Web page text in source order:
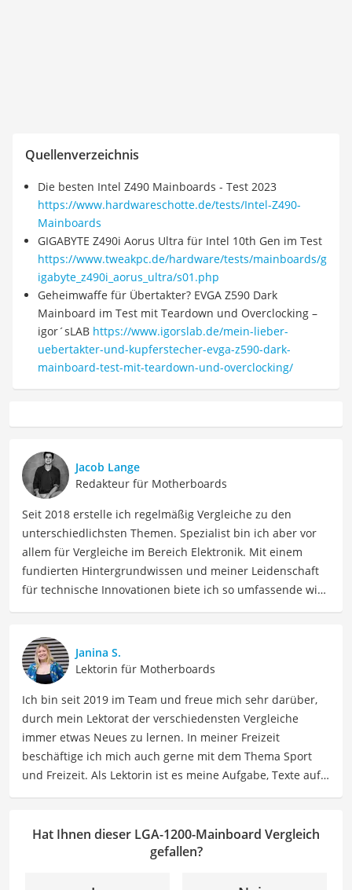
Quellenverzeichnis
Die besten Intel Z490 Mainboards - Test 2023
https://www.hardwareschotte.de/tests/Intel-Z490-
Mainboards
GIGABYTE Z490i Aorus Ultra für Intel 10th Gen im Test
https://www.tweakpc.de/hardware/tests/mainboards/g
igabyte_z490i_aorus_ultra/s01.php
Geheimwaffe für Übertakter? EVGA Z590 Dark
Mainboard im Test mit Teardown und Overclocking –
igor´sLAB https://www.igorslab.de/mein-lieber-
uebertakter-und-kupferstecher-evga-z590-dark-
mainboard-test-mit-teardown-und-overclocking/
Jacob Lange
Redakteur für Motherboards
Seit 2018 erstelle ich regelmäßig Vergleiche zu den
unterschiedlichsten Themen. Spezialist bin ich aber vor
allem für Vergleiche im Bereich Elektronik. Mit einem
fundierten Hintergrundwissen und meiner Leidenschaft
für technische Innovationen biete ich so umfassende wie
detaillierte Produktvergleiche, Kaufberatungen und
technische Analysen, um Verbrauchern dabei zu helfen,
sowohl informierte Entscheidungen zu treffen als auch
die besten elektronischen Lösungen für ihre Bedürfnisse
zu finden.
Der LGA-1200-Mainboard-Vergleich ist aus unserer Sicht
besonders empfehlenswert fürPC-Bastler undGamer.
Janina S.
Lektorin für Motherboards
Ich bin seit 2019 im Team und freue mich sehr darüber,
durch mein Lektorat der verschiedensten Vergleiche
immer etwas Neues zu lernen. In meiner Freizeit
beschäftige ich mich auch gerne mit dem Thema Sport
und Freizeit. Als Lektorin ist es meine Aufgabe, Texte auf
Autoren dabei zu helfen, ihre Botschaften klar und
effektiv zu kommunizieren. Durch meine Leidenschaft für
Hat Ihnen dieser LGA-1200-Mainboard Vergleich
gefallen?